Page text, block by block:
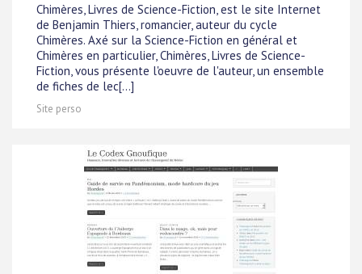
Chimères, Livres de Science-Fiction, est le site Internet
de Benjamin Thiers, romancier, auteur du cycle
Chimères. Axé sur la Science-Fiction en général et
Chimères en particulier, Chimères, Livres de Science-
Fiction, vous présente l'oeuvre de l'auteur, un ensemble
de fiches de lec[...]
Site perso